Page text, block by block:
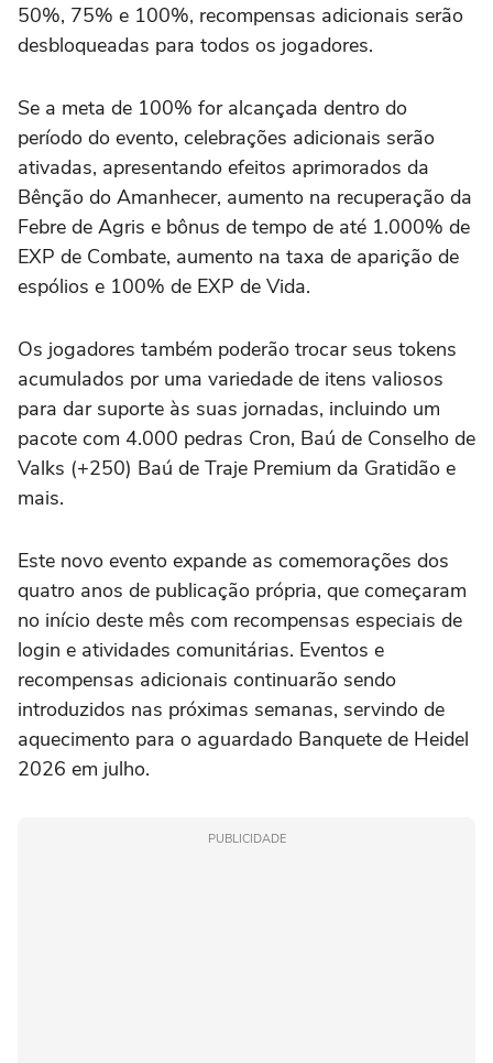
50%, 75% e 100%, recompensas adicionais serão
desbloqueadas para todos os jogadores.
Se a meta de 100% for alcançada dentro do
período do evento, celebrações adicionais serão
ativadas, apresentando efeitos aprimorados da
Bênção do Amanhecer, aumento na recuperação da
Febre de Agris e bônus de tempo de até 1.000% de
EXP de Combate, aumento na taxa de aparição de
espólios e 100% de EXP de Vida.
Os jogadores também poderão trocar seus tokens
acumulados por uma variedade de itens valiosos
para dar suporte às suas jornadas, incluindo um
pacote com 4.000 pedras Cron, Baú de Conselho de
Valks (+250) Baú de Traje Premium da Gratidão e
mais.
Este novo evento expande as comemorações dos
quatro anos de publicação própria, que começaram
no início deste mês com recompensas especiais de
login e atividades comunitárias. Eventos e
recompensas adicionais continuarão sendo
introduzidos nas próximas semanas, servindo de
aquecimento para o aguardado Banquete de Heidel
2026 em julho.
PUBLICIDADE